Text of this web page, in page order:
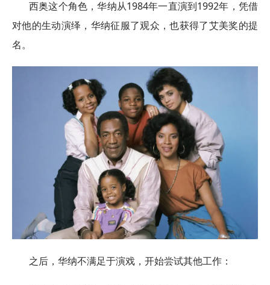
西奥这个角色，华纳从1984年一直演到1992年，凭借
对他的生动演绎，华纳征服了观众，也获得了艾美奖的提
名。
之后，华纳不满足于演戏，开始尝试其他工作：